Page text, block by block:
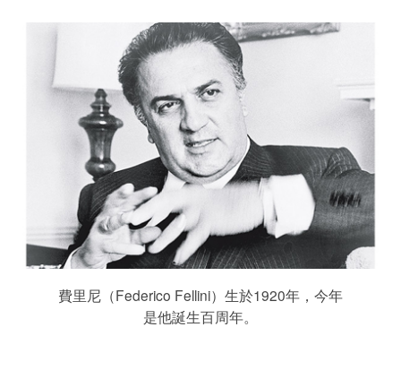
費里尼（Federico Fellini）生於1920年，今年
是他誕生百周年。